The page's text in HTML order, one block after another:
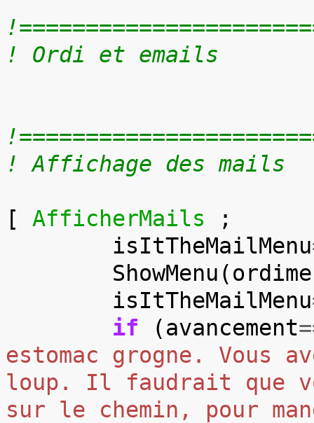
! Ordi et emails
! Affichage des mails
[ AfficherMails
;
isItTheMailMenu
ShowMenu (
isItTheMailMenu
if
(avancement
estomac grogne. Vous
loup. Il faudrait que
sur le chemin, pour